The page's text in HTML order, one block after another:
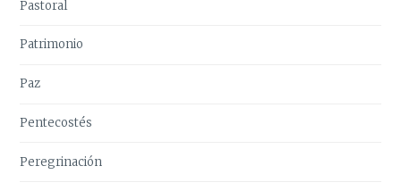
Pastoral
Patrimonio
Paz
Pentecostés
Peregrinación